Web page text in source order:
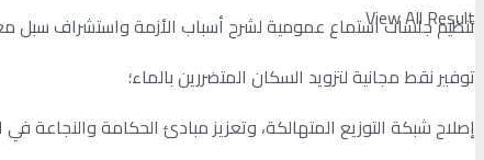
View All Result
تنظيم جلسات استماع عمومية لشرح أسباب الأزمة واستشراف سبل
توفير نقط مجانية لتزويد السكان المتضررين بالماء؛
إصلاح شبكة التوزيع المتهالكة، وتعزيز مبادئ الحكامة والنجاعة في